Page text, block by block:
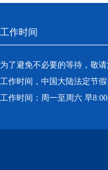
工作时间
为了避免不必要的等待，敬
工作时间，中国大陆法定节假
工作时间：周一至周六 早